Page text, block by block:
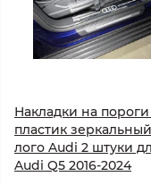
Накладки на
пластик
лого Audi 2 штуки
Audi Q5 2016-2024